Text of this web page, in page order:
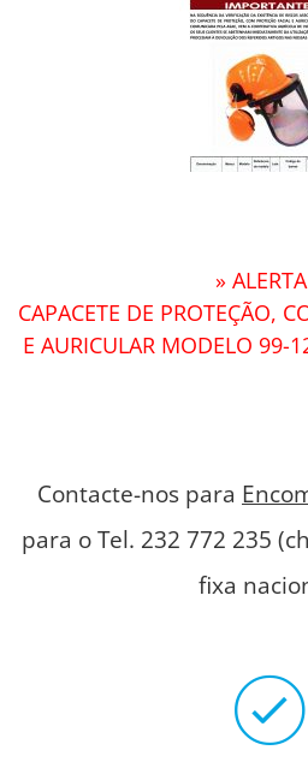
»
CAPACETE DE PROTEÇÃO,
E AURICULAR MODELO 99-
Contacte-nos para
para o Tel. 232 772 235
fixa